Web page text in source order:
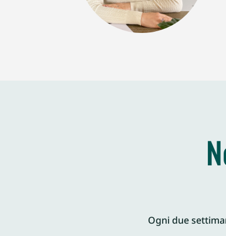
Ogni due